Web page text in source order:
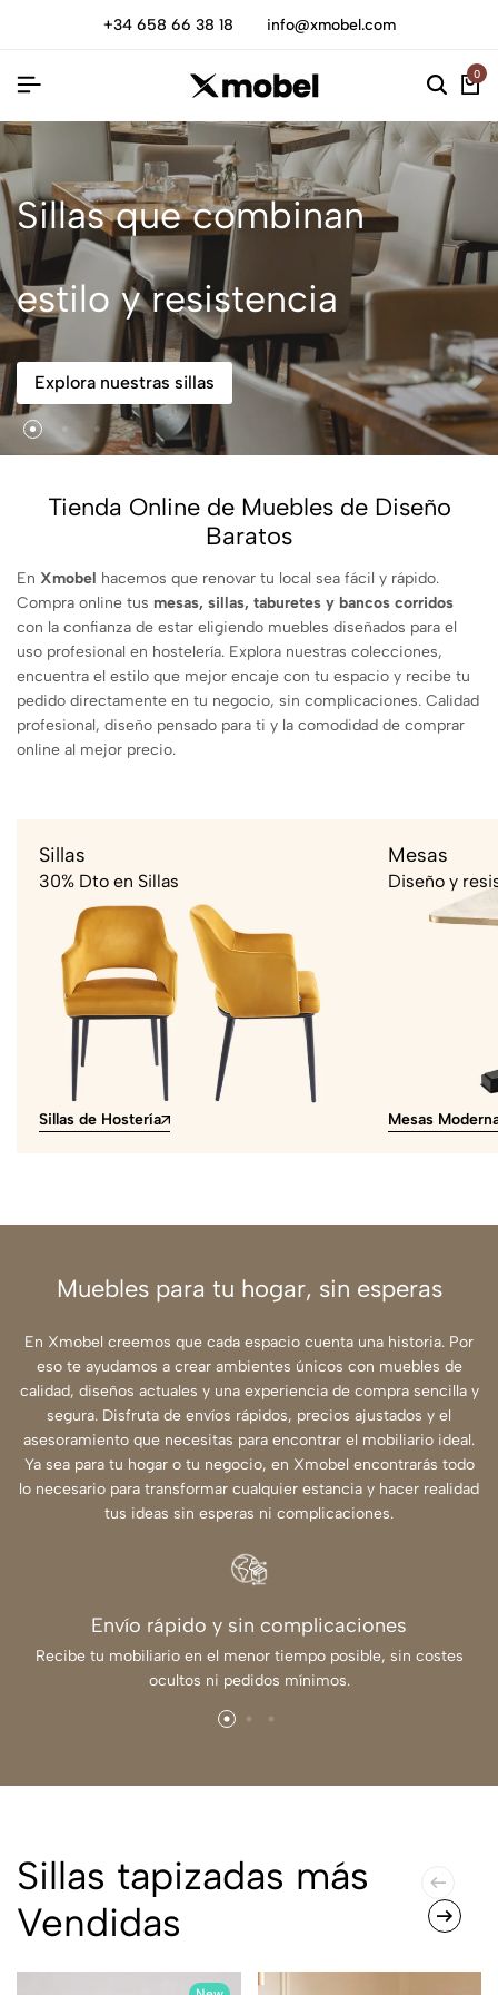
+34 658 66 38 18 info@xmobel.com
0
Sillas que combinan
estilo y resistencia
Explora nuestras sillas
Tienda Online de Muebles de Diseño
Baratos
En Xmobel hacemos que renovar tu local sea fácil y rápido.
Compra online tus mesas, sillas, taburetes y bancos corridos
con la confianza de estar eligiendo muebles diseñados para el
uso profesional en hostelería. Explora nuestras colecciones,
encuentra el estilo que mejor encaje con tu espacio y recibe tu
pedido directamente en tu negocio, sin complicaciones. Calidad
profesional, diseño pensado para ti y la comodidad de comprar
online al mejor precio.
Sillas
30% Dto en Sillas
Sillas de Hostería
Mesas
Diseño y
Mesas
Muebles para tu hogar, sin esperas
En Xmobel creemos que cada espacio cuenta una historia. Por
eso te ayudamos a crear ambientes únicos con muebles de
calidad, diseños actuales y una experiencia de compra sencilla y
segura. Disfruta de envíos rápidos, precios ajustados y el
asesoramiento que necesitas para encontrar el mobiliario ideal.
Ya sea para tu hogar o tu negocio, en Xmobel encontrarás todo
lo necesario para transformar cualquier estancia y hacer realidad
tus ideas sin esperas ni complicaciones.
Envío rápido y sin complicaciones
Recibe tu mobiliario en el menor tiempo posible, sin costes
ocultos ni pedidos mínimos.
Sillas tapizadas más
Vendidas